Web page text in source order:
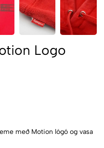
Logo
með Motion lógó og vasa